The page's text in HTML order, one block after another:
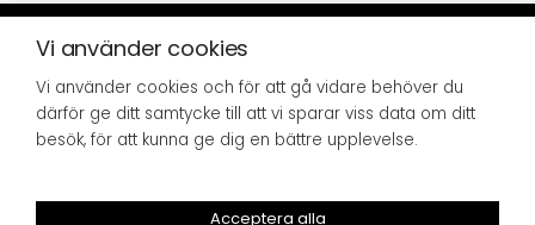
© SISTER GREEN 2023 | FRISÖRGÅRDEN
SUNDSVALL AB, SJÖGATAN 8, 852 34
SUNDSVALL,INFO@SISTERGREEN.SE
Giftfritt och
Vi använder cookies
Vi använder cookies och för att gå vidare behöver du
därför ge ditt samtycke till att vi sparar viss data om ditt
besök, för att kunna ge dig en bättre upplevelse.
Acceptera alla